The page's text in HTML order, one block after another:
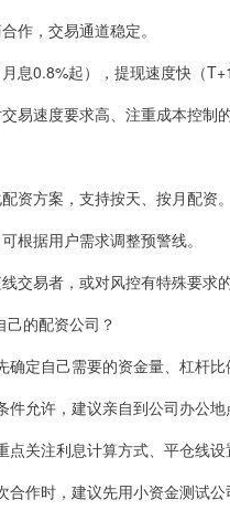
作，交易通道稳定。
息0.8%起），提现速度快（
易速度要求高、注重成本控制的
资方案，支持按天、按月配资。
根据用户需求调整预警线。
交易者，或对风控有特殊要求的
的配资公司？
确定自己需要的资金量、杠杆
件允许，建议亲自到公司办公
点关注利息计算方式、平仓线设
合作时，建议先用小资金测试公